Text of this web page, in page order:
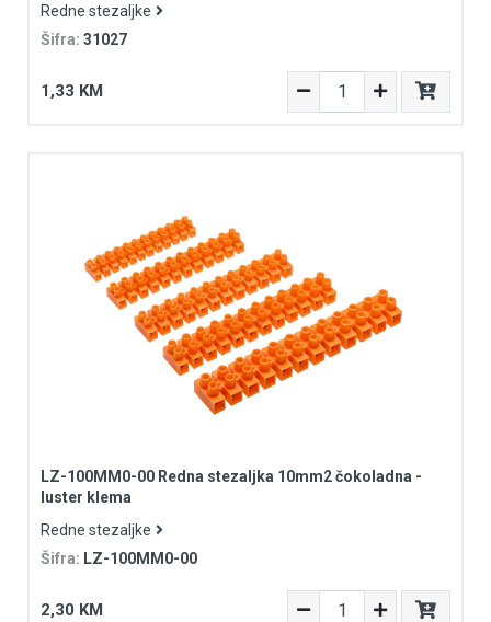
Redne stezaljke
Šifra: 31027
1,33 KM
LZ-100MM0-00 Redna stezaljka 10mm2 čokoladna -
luster klema
Redne stezaljke
Šifra: LZ-100MM0-00
2,30 KM